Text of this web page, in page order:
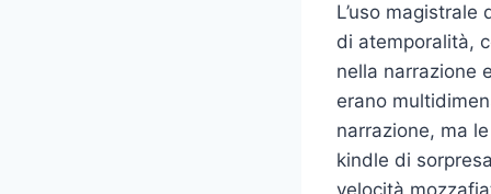
L’uso
di atemporalità,
nella narrazione
erano
narrazione, ma
kindle di